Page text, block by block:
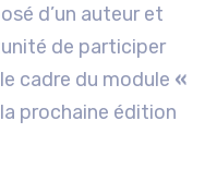
d’un auteur et
de participer
cadre du module «
prochaine édition